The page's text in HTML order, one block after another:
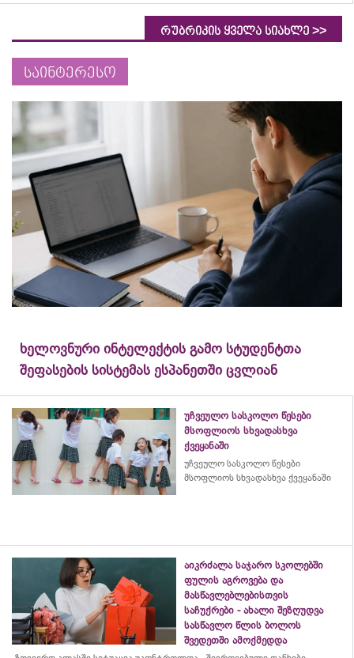
რუბრიკის ყველა სიახლე >>
საინტერესო
ხელოვნური ინტელექტის გამო სტუდენტთა
შეფასების სისტემას ესპანეთში ცვლიან
უჩვეულო სასკოლო წესები
მსოფლიოს სხვადასხვა
ქვეყანაში
უჩვეულო სასკოლო წესები
მსოფლიოს სხვადასხვა ქვეყანაში
აიკრძალა საჯარო სკოლებში
ფულის აგროვება და
მასწავლებლებისთვის
საჩუქრები - ახალი შეზღუდვა
სასწავლო წლის ბოლოს
შვედეთში ამოქმედდა